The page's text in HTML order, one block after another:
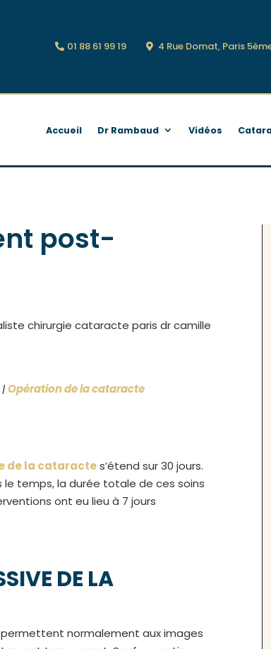
01 88 61 99 19 4 Rue Domat, Paris
Accueil Dr Rambaud Vidéos
post-
|Opération de la cataracte
de la cataractes’étend sur 30 jours.
le temps, la durée totale de ces soins
ont eu lieu à 7 jours
DE LA
normalement aux images